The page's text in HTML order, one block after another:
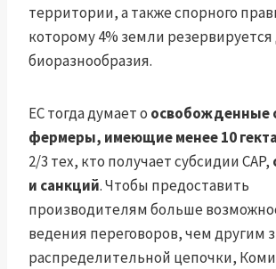
территории, а также спорного
которому 4% земли резервируется
биоразнообразия.
ЕС тогда думает о освобожденные
фермеры, имеющие менее 10
2/3 тех, кто получает субсидии CAP,
и санкций. Чтобы предоставить
производителям больше
ведения переговоров, чем другим
распределительной цепочки,